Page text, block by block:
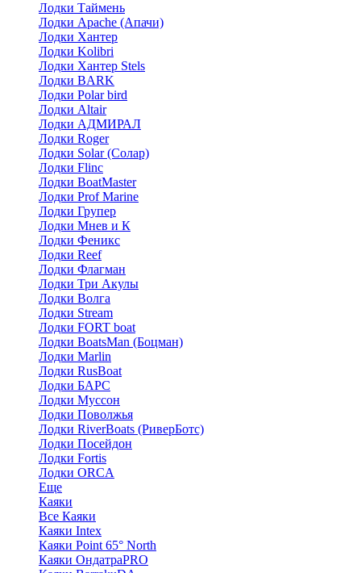
Лодки Таймень
Лодки Apache (Апачи)
Лодки Хантер
Лодки Kolibri
Лодки Хантер Stels
Лодки BARK
Лодки Polar bird
Лодки Altair
Лодки АДМИРАЛ
Лодки Roger
Лодки Solar (Солар)
Лодки Flinc
Лодки BoatMaster
Лодки Prof Marine
Лодки Групер
Лодки Мнев и К
Лодки Феникс
Лодки Reef
Лодки Флагман
Лодки Три Акулы
Лодки Волга
Лодки Stream
Лодки FORT boat
Лодки BoatsMan (Боцман)
Лодки Marlin
Лодки RusBoat
Лодки БАРС
Лодки Муссон
Лодки Поволжья
Лодки RiverBoats (РиверБотс)
Лодки Посейдон
Лодки Fortis
Лодки ORCA
Еще
Каяки
Все Каяки
Каяки Intex
Каяки Point 65° North
Каяки ОндатраPRO